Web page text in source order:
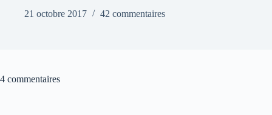
21 octobre 2017
42 commentaires
4 commentaires